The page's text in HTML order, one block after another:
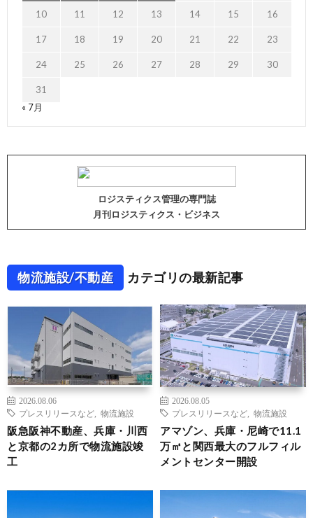
10 11 12 13 14 15 16
17 18 19 20 21 22 23
24 25 26 27 28 29 30
31
« 7月
ロジスティクス管理の専門誌
月刊ロジスティクス・ビジネス
物流施設/不動産 カテゴリの最新記事
2026.08.06
プレスリリースなど
物流施設
阪急阪神不動産、兵庫・川西
と京都の2カ所で物流施設竣
工
2026.08.05
プレスリリースなど
物流施設
アマゾン、兵庫・尼崎で11.1
万㎡と関西最大のフルフィル
メントセンター開設